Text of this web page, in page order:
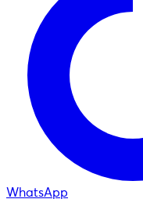
WhatsApp